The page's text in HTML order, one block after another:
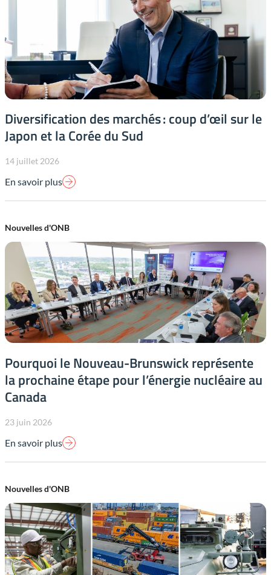
Diversification des marchés : coup d’œil sur le
Japon et la Corée du Sud
14 juillet 2026
En savoir plus
Nouvelles d'ONB
Pourquoi le Nouveau-Brunswick représente
la prochaine étape pour l’énergie nucléaire au
Canada
23 juin 2026
En savoir plus
Nouvelles d'ONB